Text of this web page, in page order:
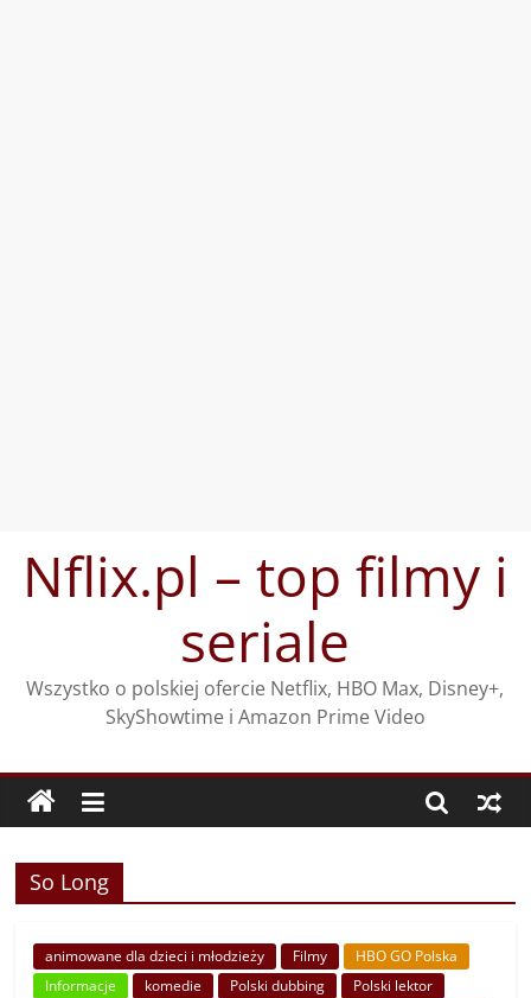
treściNflix.pl – top filmy i
seriale
Wszystko o polskiej ofercie Netflix, HBO Max, Disney+,
SkyShowtime i Amazon Prime Video
So Long
animowane dla dzieci i młodzieży Filmy
HBO GO Polska
Informacje
komedie Polski dubbing
Polski lektor